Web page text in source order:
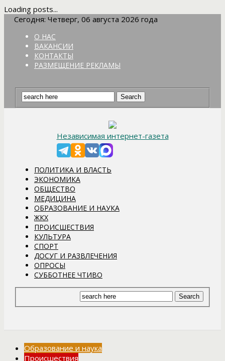
Loading posts...
Сегодня: Четверг, 06 августа 2026 года
О НАС
ВАКАНСИИ
КОНТАКТЫ
РАЗМЕЩЕНИЕ РЕКЛАМЫ
Независимая интернет-газета
ПОЛИТИКА И ВЛАСТЬ
ЭКОНОМИКА
ОБЩЕСТВО
МЕДИЦИНА
ОБРАЗОВАНИЕ И НАУКА
ЖКХ
ПРОИСШЕСТВИЯ
КУЛЬТУРА
СПОРТ
ДОСУГ И РАЗВЛЕЧЕНИЯ
ОПРОСЫ
СУББОТНЕЕ ЧТИВО
Образование и наука
Происшествия